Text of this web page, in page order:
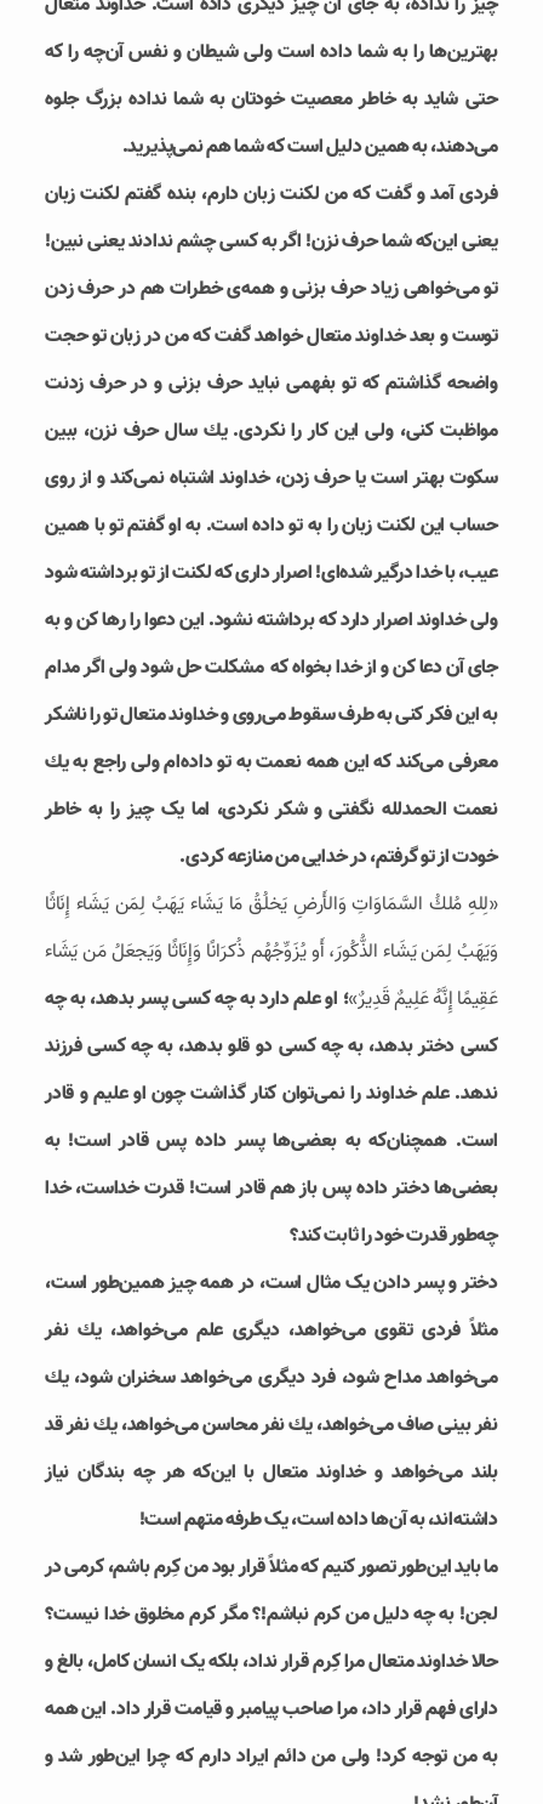
بهترین‌ها را به شما داده است ولی شیطان و نفس آن‌چه را که
حتی شاید به خاطر معصیت خودتان به شما نداده بزرگ جلوه
می‌دهند، به همین دلیل است كه شما هم نمی‌پذیرید.
فردی آمد و گفت كه من لكنت زبان دارم، بنده گفتم لكنت زبان
یعنی این‌كه شما حرف نزن! اگر به كسی چشم ندادند یعنی نبین!
تو می‌خواهی زیاد حرف بزنی و همه‌ی خطرات هم در حرف زدن
توست و بعد خداوند متعال خواهد گفت كه من در زبان تو حجت
واضحه گذاشتم كه تو بفهمی نباید حرف بزنی و در حرف زدنت
مواظبت كنی، ولی این کار را نکردی. یك سال حرف نزن، ببین
سكوت بهتر است یا حرف زدن، خداوند اشتباه نمی‌كند و از روی
حساب این لكنت زبان را به تو داده است. به او گفتم تو با همین
عیب، با خدا درگیر شده‌ای! اصرار داری كه لكنت از تو برداشته شود
ولی خداوند اصرار دارد كه برداشته نشود. این دعوا را رها كن و به
جای آن دعا كن و از خدا بخواه که مشکلت حل شود ولی اگر مدام
به این فكر كنی به طرف سقوط می‌روی و خداوند متعال تو را ناشکر
معرفی می‌كند که این همه نعمت به تو داده‌ام ولی راجع به یك
نعمت الحمدلله نگفتی و شكر نكردی، اما یک چیز را به خاطر
خودت از تو گرفتم، در خدایی من منازعه کردی.
«لِلهِ مُلكُ السَّمَاوَاتِ وَالأَرضِ يَخلُقُ مَا يَشَاء يَهَبُ لِمَن يَشَاء إِنَاثًا
وَيَهَبُ لِمَن يَشَاء الذُّكُورَ، أَو يُزَوِّجُهُم ذُكرَانًا وَإِنَاثًا وَيَجعَلُ مَن يَشَاء
عَقِيمًا إِنَّهُ عَلِيمٌ قَدِيرٌ»؛ او علم دارد به چه كسی پسر بدهد، به چه
كسی دختر بدهد،‌ به چه كسی دو قلو بدهد، به چه كسی فرزند
ندهد. علم خداوند را نمی‌توان كنار گذاشت چون او علیم و قادر
است. همچنان‌كه به بعضی‌ها پسر داده پس قادر است!‌ به
بعضی‌‌ها دختر داده پس باز هم قادر است! قدرت خداست، خدا
چه‌طور قدرت خود را ثابت كند؟
دختر و پسر دادن یک مثال است، در همه چیز همین‌طور است،
مثلاً فردی تقوی می‌خواهد، دیگری علم می‌خواهد، یك نفر
می‌خواهد مداح شود، فرد دیگری می‌خواهد سخنران شود، یك
نفر بینی صاف می‌خواهد، یك نفر محاسن می‌خواهد، یك نفر قد
بلند می‌خواهد و خداوند متعال با این‌که هر چه بندگان نیاز
داشته‌اند، به آن‌ها داده است، یک طرفه متهم است!
ما باید این‌طور تصور کنیم كه مثلاً قرار بود من كِرم باشم، كرمی در
لجن! به چه دلیل من كرم نباشم!؟ مگر كرم مخلوق خدا نیست؟
حالا خداوند متعال مرا كِرم قرار نداد، بلكه یک انسان كامل، بالغ و
دارای فهم قرار داد، مرا صاحب پیامبر و قیامت قرار داد. این همه
به من توجه كرد! ولی من دائم ایراد دارم كه چرا این‌طور شد و